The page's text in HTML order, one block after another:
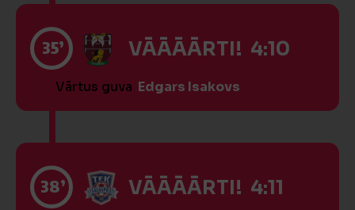
35’ VĀĀĀĀRTI! 4:10
Vārtus guva Edgars Isakovs
38’ VĀĀĀĀRTI! 4:11